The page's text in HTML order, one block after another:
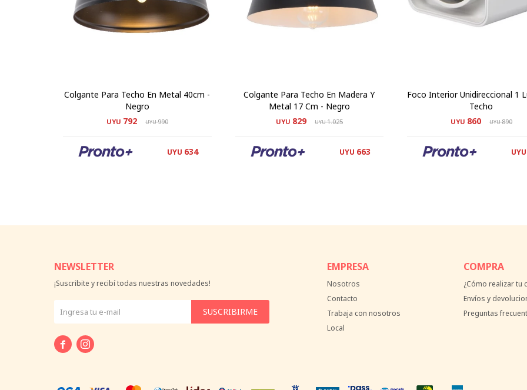
Colgante Para Techo En Metal 40cm -
Negro
UYU 792 UYU990
UYU 634
Colgante Para Techo En Madera Y
Metal 17 Cm - Negro
UYU 829 UYU1.025
UYU 663
Foco Interior Unidireccional 1
Techo
UYU 860 UYU890
UYU
EMPRESA
Nosotros
Contacto
Trabaja con nosotros
Local
COMPRA
¿Cómo realizar tu
Envíos y
Preguntas
NEWSLETTER
¡Suscribite y recibí todas nuestras novedades!
SUSCRIBIRME
 